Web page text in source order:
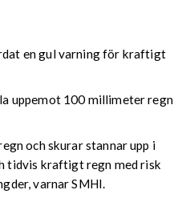
en gul varning för kraftigt
uppemot 100 millimeter regn
och skurar stannar upp i
tidvis kraftigt regn med risk
varnar SMHI.